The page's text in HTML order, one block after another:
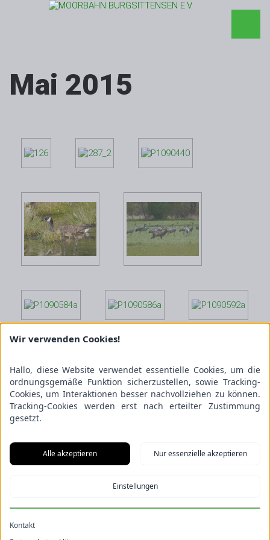
Mai 2015
Wir verwenden Cookies!
Hallo, diese Website verwendet essentielle Cookies, um die
ordnungsgemäße Funktion sicherzustellen, sowie Tracking-
Cookies, um Interaktionen besser nachvollziehen zu können.
Tracking-Cookies werden erst nach erteilter Zustimmung
gesetzt.
Alle akzeptieren Nur essenzielle akzeptieren
Einstellungen
Kontakt